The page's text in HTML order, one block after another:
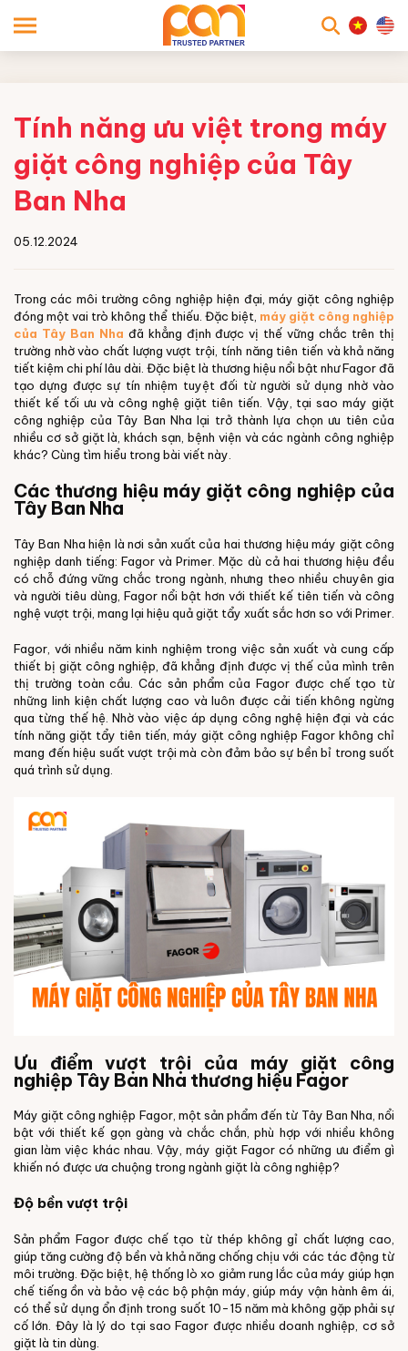
Tính năng ưu việt trong máy
giặt công nghiệp của Tây
Ban Nha
05.12.2024
Trong các môi trường công nghiệp hiện đại, máy giặt công nghiệp
đóng một vai trò không thể thiếu. Đặc biệt, máy giặt công nghiệp
của Tây Ban Nha đã khẳng định được vị thế vững chắc trên thị
trường nhờ vào chất lượng vượt trội, tính năng tiên tiến và khả năng
tiết kiệm chi phí lâu dài. Đặc biệt là thương hiệu nổi bật như Fagor đã
tạo dựng được sự tín nhiệm tuyệt đối từ người sử dụng nhờ vào
thiết kế tối ưu và công nghệ giặt tiên tiến. Vậy, tại sao máy giặt
công nghiệp của Tây Ban Nha lại trở thành lựa chọn ưu tiên của
nhiều cơ sở giặt là, khách sạn, bệnh viện và các ngành công nghiệp
khác? Cùng tìm hiểu trong bài viết này.
Các thương hiệu máy giặt công nghiệp của
Tây Ban Nha
Tây Ban Nha hiện là nơi sản xuất của hai thương hiệu máy giặt công
nghiệp danh tiếng: Fagor và Primer. Mặc dù cả hai thương hiệu đều
có chỗ đứng vững chắc trong ngành, nhưng theo nhiều chuyên gia
và người tiêu dùng, Fagor nổi bật hơn với thiết kế tiên tiến và công
nghệ vượt trội, mang lại hiệu quả giặt tẩy xuất sắc hơn so với Primer.
Fagor, với nhiều năm kinh nghiệm trong việc sản xuất và cung cấp
thiết bị giặt công nghiệp, đã khẳng định được vị thế của mình trên
thị trường toàn cầu. Các sản phẩm của Fagor được chế tạo từ
những linh kiện chất lượng cao và luôn được cải tiến không ngừng
qua từng thế hệ. Nhờ vào việc áp dụng công nghệ hiện đại và các
tính năng giặt tẩy tiên tiến, máy giặt công nghiệp Fagor không chỉ
mang đến hiệu suất vượt trội mà còn đảm bảo sự bền bỉ trong suốt
quá trình sử dụng.
Ưu điểm vượt trội của máy giặt công
nghiệp Tây Ban Nha thương hiệu Fagor
Máy giặt công nghiệp Fagor, một sản phẩm đến từ Tây Ban Nha, nổi
bật với thiết kế gọn gàng và chắc chắn, phù hợp với nhiều không
gian làm việc khác nhau. Vậy, máy giặt Fagor có những ưu điểm gì
khiến nó được ưa chuộng trong ngành giặt là công nghiệp?
Độ bền vượt trội
Sản phẩm Fagor được chế tạo từ thép không gỉ chất lượng cao,
giúp tăng cường độ bền và khả năng chống chịu với các tác động từ
môi trường. Đặc biệt, hệ thống lò xo giảm rung lắc của máy giúp hạn
chế tiếng ồn và bảo vệ các bộ phận máy, giúp máy vận hành êm ái,
có thể sử dụng ổn định trong suốt 10-15 năm mà không gặp phải sự
cố lớn. Đây là lý do tại sao Fagor được nhiều doanh nghiệp, cơ sở
giặt là tin dùng.